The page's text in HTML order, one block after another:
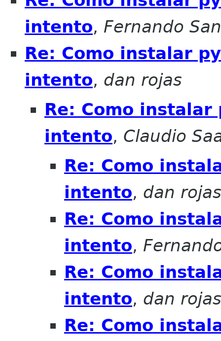
intento, Fernando
Re: Como instalar
intento, dan rojas
Re: Como
intento, Claudio
Re: Como
intento, dan rojas
Re: Como
intento,
Re: Como
intento, dan rojas
Re: Como